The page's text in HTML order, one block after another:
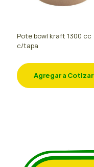
Pote bowl kraft 1300 cc
c/tapa
Agregar a Cotizar